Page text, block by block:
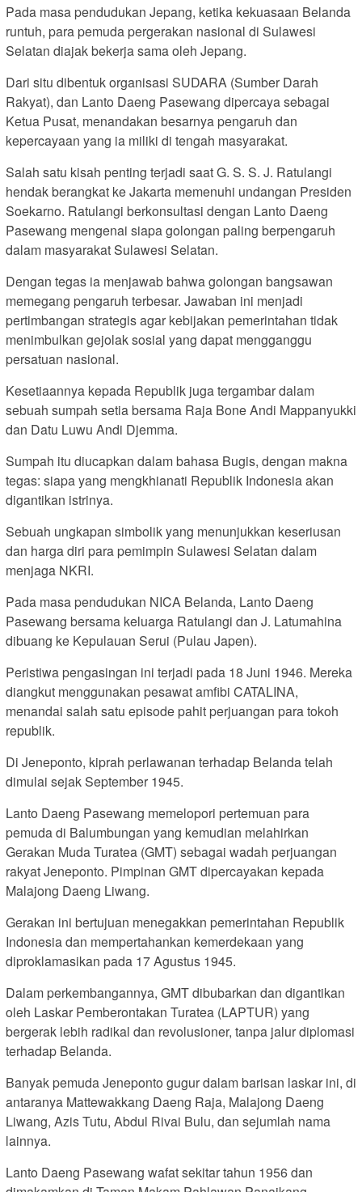
Pada masa pendudukan Jepang, ketika kekuasaan Belanda
runtuh, para pemuda pergerakan nasional di Sulawesi
Selatan diajak bekerja sama oleh Jepang.
Dari situ dibentuk organisasi SUDARA (Sumber Darah
Rakyat), dan Lanto Daeng Pasewang dipercaya sebagai
Ketua Pusat, menandakan besarnya pengaruh dan
kepercayaan yang ia miliki di tengah masyarakat.
Salah satu kisah penting terjadi saat G. S. S. J. Ratulangi
hendak berangkat ke Jakarta memenuhi undangan Presiden
Soekarno. Ratulangi berkonsultasi dengan Lanto Daeng
Pasewang mengenai siapa golongan paling berpengaruh
dalam masyarakat Sulawesi Selatan.
Dengan tegas ia menjawab bahwa golongan bangsawan
memegang pengaruh terbesar. Jawaban ini menjadi
pertimbangan strategis agar kebijakan pemerintahan tidak
menimbulkan gejolak sosial yang dapat mengganggu
persatuan nasional.
Kesetiaannya kepada Republik juga tergambar dalam
sebuah sumpah setia bersama Raja Bone Andi Mappanyukki
dan Datu Luwu Andi Djemma.
Sumpah itu diucapkan dalam bahasa Bugis, dengan makna
tegas: siapa yang mengkhianati Republik Indonesia akan
digantikan istrinya.
Sebuah ungkapan simbolik yang menunjukkan keseriusan
dan harga diri para pemimpin Sulawesi Selatan dalam
menjaga NKRI.
Pada masa pendudukan NICA Belanda, Lanto Daeng
Pasewang bersama keluarga Ratulangi dan J. Latumahina
dibuang ke Kepulauan Serui (Pulau Japen).
Peristiwa pengasingan ini terjadi pada 18 Juni 1946. Mereka
diangkut menggunakan pesawat amfibi CATALINA,
menandai salah satu episode pahit perjuangan para tokoh
republik.
Di Jeneponto, kiprah perlawanan terhadap Belanda telah
dimulai sejak September 1945.
Lanto Daeng Pasewang memelopori pertemuan para
pemuda di Balumbungan yang kemudian melahirkan
Gerakan Muda Turatea (GMT) sebagai wadah perjuangan
rakyat Jeneponto. Pimpinan GMT dipercayakan kepada
Malajong Daeng Liwang.
Gerakan ini bertujuan menegakkan pemerintahan Republik
Indonesia dan mempertahankan kemerdekaan yang
diproklamasikan pada 17 Agustus 1945.
Dalam perkembangannya, GMT dibubarkan dan digantikan
oleh Laskar Pemberontakan Turatea (LAPTUR) yang
bergerak lebih radikal dan revolusioner, tanpa jalur diplomasi
terhadap Belanda.
Banyak pemuda Jeneponto gugur dalam barisan laskar ini, di
antaranya Mattewakkang Daeng Raja, Malajong Daeng
Liwang, Azis Tutu, Abdul Rivai Bulu, dan sejumlah nama
lainnya.
Lanto Daeng Pasewang wafat sekitar tahun 1956 dan